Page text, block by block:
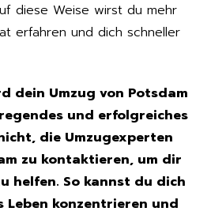
diese Weise wirst du mehr
erfahren und dich schneller
dein Umzug von Potsdam
und erfolgreiches
die Umzugexperten
zu kontaktieren, um dir
helfen. So kannst du dich
Leben konzentrieren und